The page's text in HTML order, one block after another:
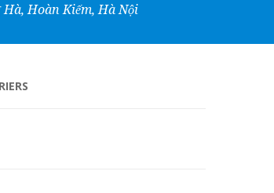
Hà, Hoàn Kiếm, Hà Nội